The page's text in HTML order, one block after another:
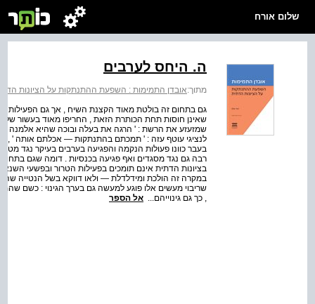
שלום אורח
ה. היחס לערבים
מתוך:אובדן התמימות : השפעת ההתנתקות על הציונות
גם בתחום זה בולטת מאוד הקצנת השיח , אך גם הפעילות
בעבר כוונו פעולות הנקמה והפגיעה בערבים בעיקר נגד
רבה גם נגד מסגדים ואף פגיעה בכנסיות . דומה שגם
בציונות הדתית אינם תומכים בפעילות הטרור ובפשעי
במקרה זה הולכת ומידלדלת — ולאו דווקא בשל הנטייה
שריבוי מעשים אלו פוגע למעשה גם בערך הגינוי : כשם
, כך גם גינוייהם... אל הספר